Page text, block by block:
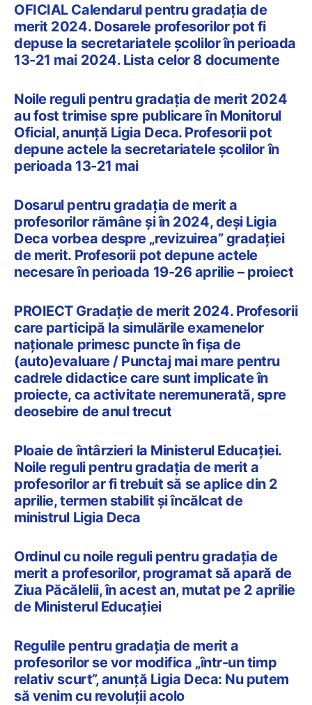
OFICIAL Calendarul pentru gradația de
merit 2024. Dosarele profesorilor pot fi
depuse la secretariatele școlilor în perioada
13-21 mai 2024. Lista celor 8 documente
Noile reguli pentru gradația de merit 2024
au fost trimise spre publicare în Monitorul
Oficial, anunță Ligia Deca. Profesorii pot
depune actele la secretariatele școlilor în
perioada 13-21 mai
Dosarul pentru gradația de merit a
profesorilor rămâne și în 2024, deși Ligia
Deca vorbea despre „revizuirea” gradației
de merit. Profesorii pot depune actele
necesare în perioada 19-26 aprilie – proiect
PROIECT Gradație de merit 2024. Profesorii
care participă la simulările examenelor
naționale primesc puncte în fișa de
(auto)evaluare / Punctaj mai mare pentru
cadrele didactice care sunt implicate în
proiecte, ca activitate neremunerată, spre
deosebire de anul trecut
Ploaie de întârzieri la Ministerul Educației.
Noile reguli pentru gradația de merit a
profesorilor ar fi trebuit să se aplice din 2
aprilie, termen stabilit și încălcat de
ministrul Ligia Deca
Ordinul cu noile reguli pentru gradația de
merit a profesorilor, programat să apară de
Ziua Păcălelii, în acest an, mutat pe 2 aprilie
de Ministerul Educației
Regulile pentru gradația de merit a
profesorilor se vor modifica „într-un timp
relativ scurt”, anunță Ligia Deca: Nu putem
să venim cu revoluții acolo